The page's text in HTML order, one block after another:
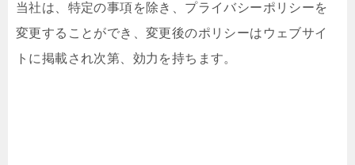
当社は、特定の事項を除き、プライバシーポリシーを
変更することができ、変更後のポリシーはウェブサイ
トに掲載され次第、効力を持ちます。